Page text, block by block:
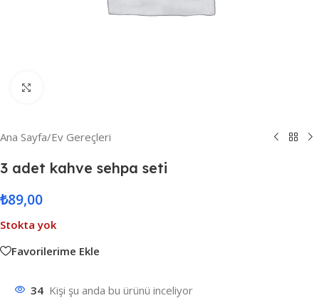
Ana Sayfa/Ev Gereçleri
3 adet kahve sehpa seti
₺89,00
Stokta yok
Favorilerime Ekle
34 Kişi şu anda bu ürünü inceliyor